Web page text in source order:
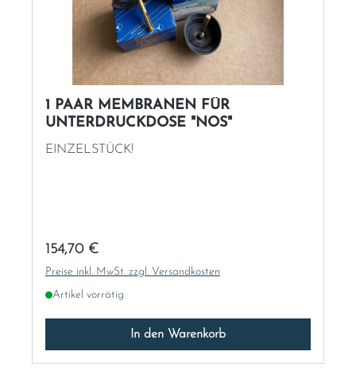
1 PAAR MEMBRANEN FÜR
UNTERDRUCKDOSE "NOS"
EINZELSTÜCK!
Regulärer Preis:
154,70 €
Preise inkl. MwSt. zzgl. Versandkosten
Artikel vorrätig
In den Warenkorb